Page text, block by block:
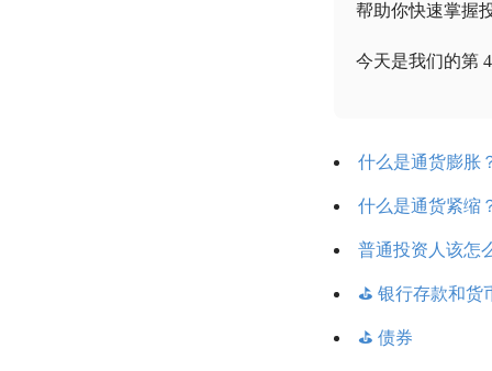
帮助你快速掌握
今天是我们的第
什么是通货膨胀
什么是通货紧缩
普通投资人该怎
⛳️ 银行存款和货
⛳️ 债券